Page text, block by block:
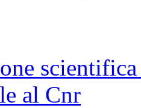
al Cnr